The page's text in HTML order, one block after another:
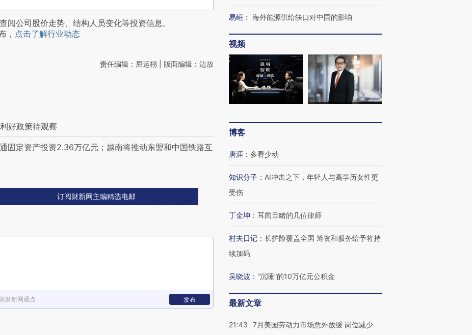
阅公司股价走势、结构人员变化等投资信息。
， 点击了解行业动态
责任编辑：屈运栩 | 版面编辑：边放
好政策待观察
固定资产投资2.36万亿元；越南将推动东盟和中国铁路互
订阅财新网主编精选电邮
财新网观点 发布
易峘 ： 海外能源供给缺口对中国的影响
视频
博客
唐涯 ： 多看少动
知识分子 ： AI冲击之下，年轻人与高学历女性更
受伤
丁金坤 ： 耳闻目睹的几位律师
村夫日记 ： 长护险覆盖全国 筹资和服务给予将持
续加码
吴晓波 ： “沉睡”的10万亿元公积金
最新文章
21:43
7月美国劳动力市场意外放缓 岗位减少